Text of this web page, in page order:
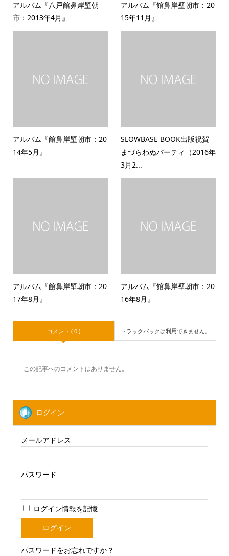
アルバム『八戸館鼻岸壁朝
市：2013年4月』
アルバム『館鼻岸壁朝市：20
15年11月』
アルバム『館鼻岸壁朝市：20
14年5月』
SLOWBASE BOOK出版祝賀
まづらわぬパーティ（2016年
3月2...
アルバム『館鼻岸壁朝市：20
17年8月』
アルバム『館鼻岸壁朝市：20
16年8月』
コメント ( 0 ) トラックバックは利用できません。
この記事へのコメントはありません。
ログイン
メールアドレス
パスワード
ログイン情報を記憶
パスワードをお忘れですか？